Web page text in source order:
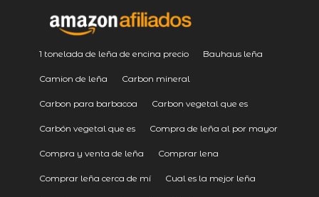
1 tonelada de leña de encina precio Bauhaus leña
Camion de leña Carbon mineral
Carbon para barbacoa Carbon vegetal que es
Carbón vegetal que es Compra de leña al por mayor
Compra y venta de leña Comprar lena
Comprar leña cerca de mí Cual es la mejor leña